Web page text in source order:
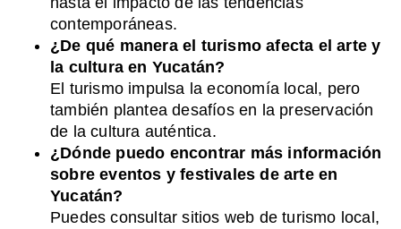
contemporáneas.
¿De qué manera el turismo afecta el arte y
la cultura en Yucatán?
El turismo impulsa la economía local, pero
también plantea desafíos en la preservación
de la cultura auténtica.
¿Dónde puedo encontrar más información
sobre eventos y festivales de arte en
Yucatán?
Puedes consultar sitios web de turismo local,